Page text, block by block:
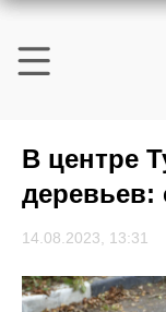
В центре
деревьев:
14.08.2023, 13:31